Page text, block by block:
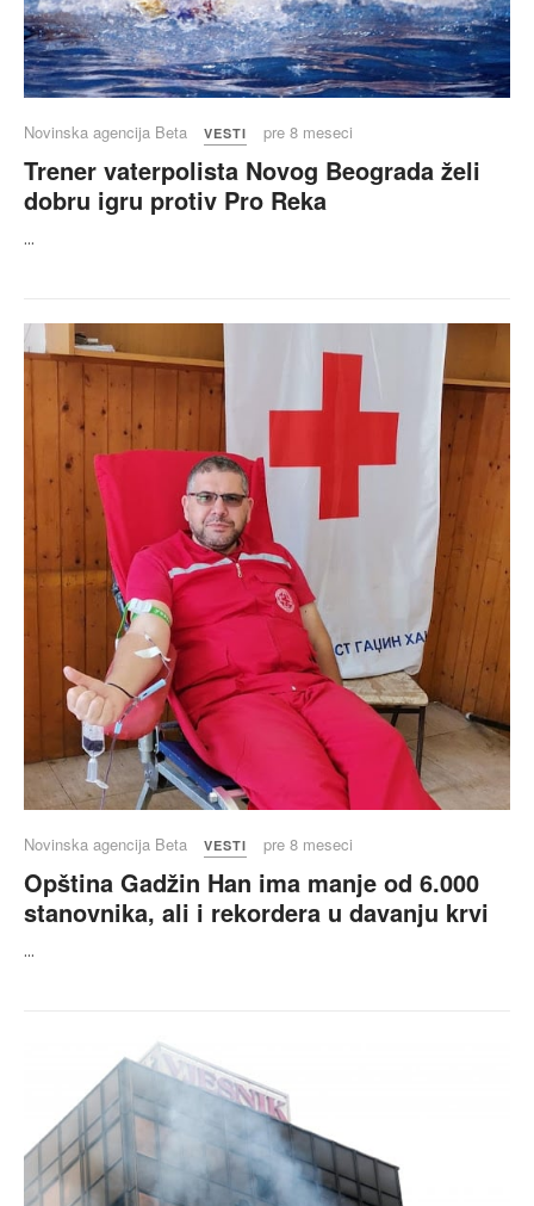
Novinska agencija Beta VESTI pre 8 meseci
Trener vaterpolista Novog Beograda želi
dobru igru protiv Pro Reka
...
Novinska agencija Beta VESTI pre 8 meseci
Opština Gadžin Han ima manje od 6.000
stanovnika, ali i rekordera u davanju krvi
...